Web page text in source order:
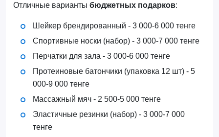
Отличные варианты бюджетных подарков:
Шейкер брендированный - 3 000-6 000 тенге
Спортивные носки (набор) - 3 000-7 000 тенге
Перчатки для зала - 3 000-6 000 тенге
Протеиновые батончики (упаковка 12 шт) - 5
000-9 000 тенге
Массажный мяч - 2 500-5 000 тенге
Эластичные резинки (набор) - 3 000-7 000
тенге